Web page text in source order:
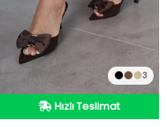
3
Hızlı Teslimat